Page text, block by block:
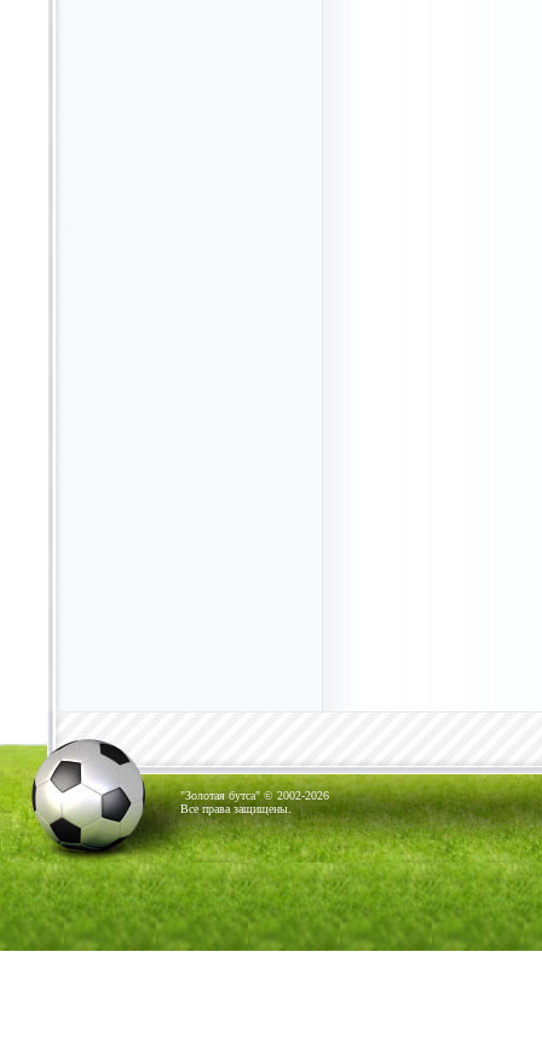
"Золотая бутса" © 2002-2026
Все права защищены.